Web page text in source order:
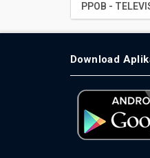
PPOB -
Download